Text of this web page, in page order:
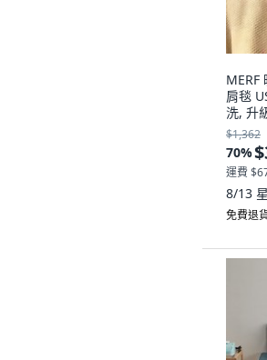
MERF
肩毯
洗, 升
膚針織
$1,362
70%
運費
8/13
免費退